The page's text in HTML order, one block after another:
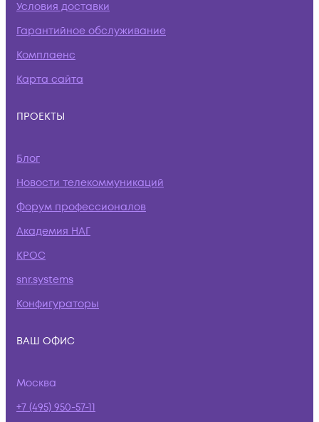
Условия доставки
Гарантийное обслуживание
Комплаенс
Карта сайта
ПРОЕКТЫ
Блог
Новости телекоммуникаций
Форум профессионалов
Академия НАГ
КРОС
snr.systems
Конфигураторы
ВАШ ОФИС
Москва
+7 (495) 950-57-11